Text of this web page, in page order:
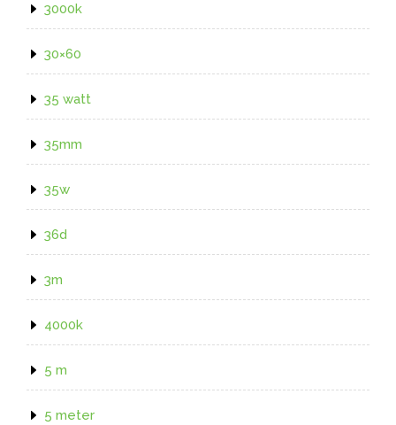
3000k
30×60
35 watt
35mm
35w
36d
3m
4000k
5 m
5 meter